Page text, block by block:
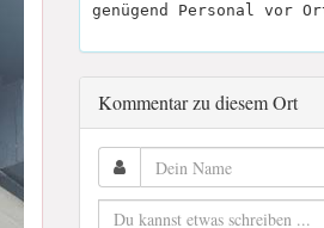
genügend Personal vor
Kommentar zu diesem Ort